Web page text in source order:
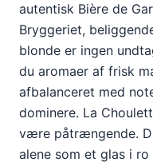
autentisk Bière de
Bryggeriet,
blonde er ingen
du aromaer af frisk
afbalanceret med
dominere. La
være påtrængende.
alene som et glas i ro